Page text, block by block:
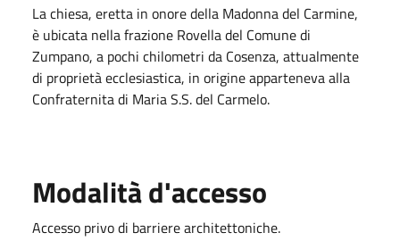
La chiesa, eretta in onore della Madonna del Carmine,
è ubicata nella frazione Rovella del Comune di
Zumpano, a pochi chilometri da Cosenza, attualmente
di proprietà ecclesiastica, in origine apparteneva alla
Confraternita di Maria S.S. del Carmelo.
Modalità d'accesso
Accesso privo di barriere architettoniche.